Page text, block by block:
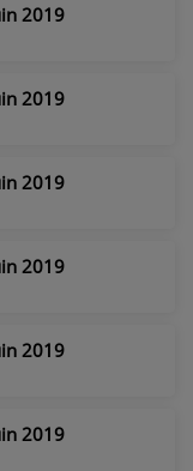
2019
2019
2019
2019
2019
2019